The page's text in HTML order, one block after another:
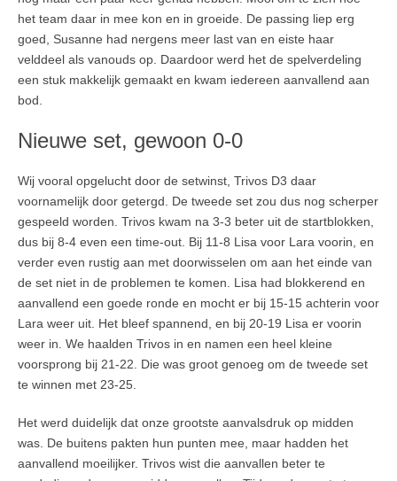
het team daar in mee kon en in groeide. De passing liep erg
goed, Susanne had nergens meer last van en eiste haar
velddeel als vanouds op. Daardoor werd het de spelverdeling
een stuk makkelijk gemaakt en kwam iedereen aanvallend aan
bod.
Nieuwe set, gewoon 0-0
Wij vooral opgelucht door de setwinst, Trivos D3 daar
voornamelijk door getergd. De tweede set zou dus nog scherper
gespeeld worden. Trivos kwam na 3-3 beter uit de startblokken,
dus bij 8-4 even een time-out. Bij 11-8 Lisa voor Lara voorin, en
verder even rustig aan met doorwisselen om aan het einde van
de set niet in de problemen te komen. Lisa had blokkerend en
aanvallend een goede ronde en mocht er bij 15-15 achterin voor
Lara weer uit. Het bleef spannend, en bij 20-19 Lisa er voorin
weer in. We haalden Trivos in en namen een heel kleine
voorsprong bij 21-22. Die was groot genoeg om de tweede set
te winnen met 23-25.
Het werd duidelijk dat onze grootste aanvalsdruk op midden
was. De buitens pakten hun punten mee, maar hadden het
aanvallend moeilijker. Trivos wist die aanvallen beter te